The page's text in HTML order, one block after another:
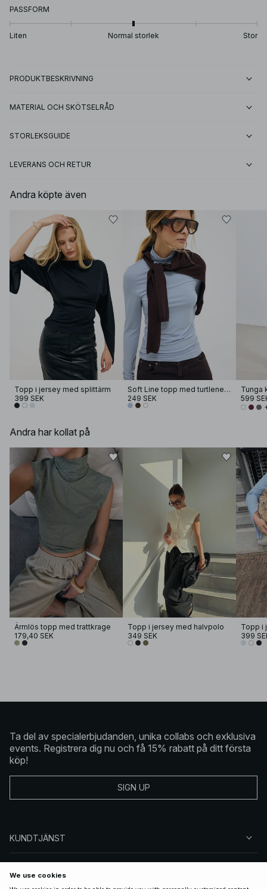
PASSFORM
Liten Normal storlek Stor
PRODUKTBESKRIVNING
MATERIAL OCH SKÖTSELRÅD
STORLEKSGUIDE
LEVERANS OCH RETUR
Andra köpte även
Topp i jersey med splittärm
399 SEK
Soft Line topp med turtleneck
249 SEK
599
Andra har kollat på
Ärmlös topp med trattkrage
179,40 SEK
Topp i jersey med halvpolo
349 SEK
Topp i
399
Ta del av specialerbjudanden, unika collabs och exklusiva
events. Registrera dig nu och få 15% rabatt på ditt första
köp!
SIGN UP
KUNDTJÄNST